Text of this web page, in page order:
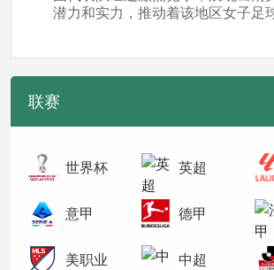
潜力和实力，推动着该地区女子足
联赛
世界杯 英超
意甲 德甲
美职业 中超